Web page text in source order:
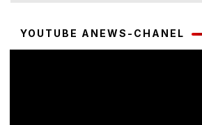
YOUTUBE ANEWS-CHANEL